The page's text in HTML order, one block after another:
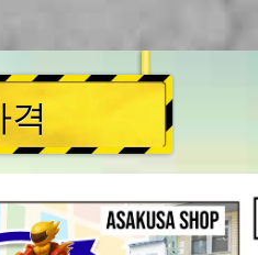
격